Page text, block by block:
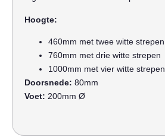
Hoogte:
460mm met twee witte strepen
760mm met drie witte strepen
1000mm met vier witte strepen
Doorsnede: 80mm
Voet: 200mm Ø